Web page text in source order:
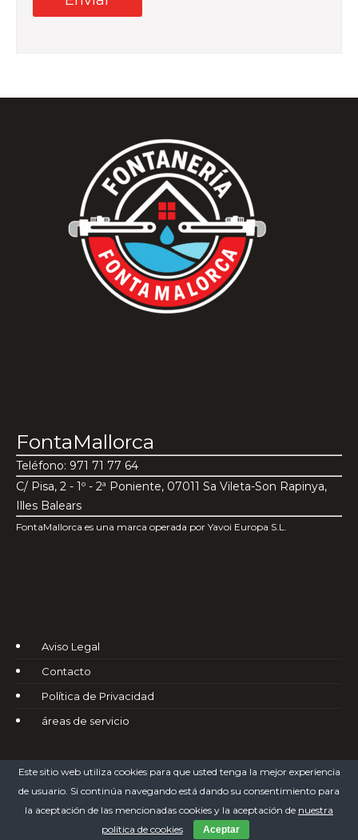
FontaMallorca
Teléfono: 971 71 77 64
C/ Pisa, 2 - 1º - 2ª Poniente, 07011 Sa Vileta-Son Rapinya,
Illes Balears
FontaMallorca es una marca operada por Yavoi Europa S.L.
Aviso Legal
Contacto
Política de Privacidad
áreas de servicio
Fontanería FontaMallorca © 2025
Este sitio web utiliza cookies para que usted tenga la mejor experiencia
de usuario. Si continúa navegando está dando su consentimiento para
la aceptación de las mencionadas cookies y la aceptación de nuestra
política de cookies
Aceptar